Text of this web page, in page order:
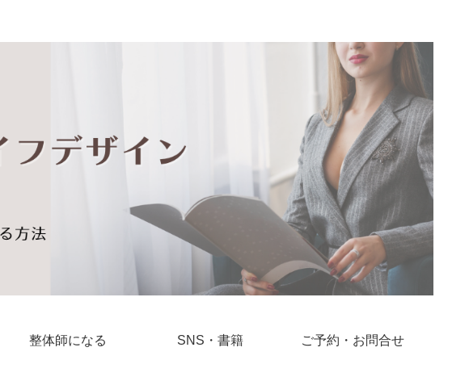
整体師になる SNS・書籍 ご予約・お問合せ